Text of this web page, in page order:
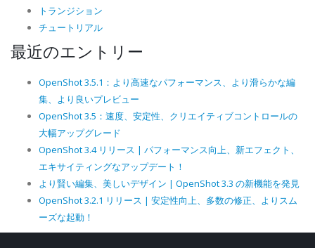
トランジション
チュートリアル
最近のエントリー
OpenShot 3.5.1：より高速なパフォーマンス、より滑らかな編
集、より良いプレビュー
OpenShot 3.5：速度、安定性、クリエイティブコントロールの
大幅アップグレード
OpenShot 3.4 リリース | パフォーマンス向上、新エフェクト、
エキサイティングなアップデート！
より賢い編集、美しいデザイン | OpenShot 3.3 の新機能を発見
OpenShot 3.2.1 リリース | 安定性向上、多数の修正、よりスム
ーズな起動！